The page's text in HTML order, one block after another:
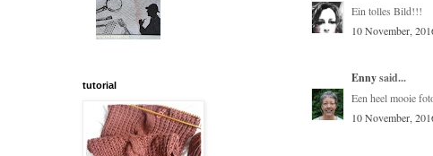
Ein tolles Bild!!!
10 November,
Ennysaid...
Een heel mooie
10 November,
tutorial